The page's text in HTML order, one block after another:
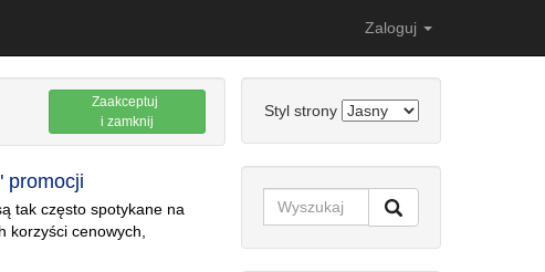
Zaloguj
Zaakceptuj
i zamknij
promocji
tak często spotykane na
korzyści cenowych,
Styl strony